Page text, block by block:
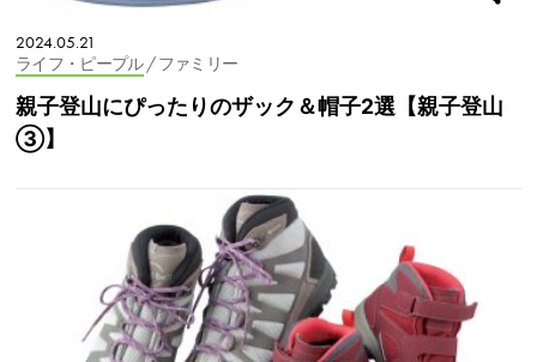
2024.05.21
ライフ・ピープル/ ファミリー
親子登山にぴったりのザック＆帽子2選【親子登山
③】